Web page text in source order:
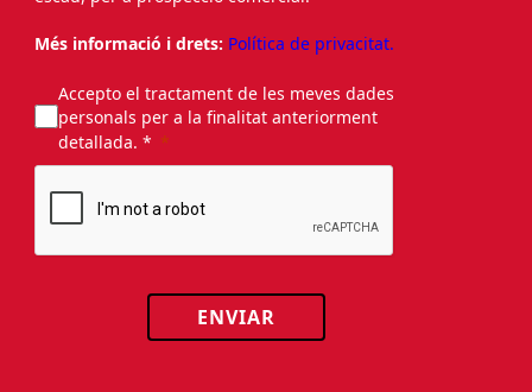
Més informació i drets: Política de privacitat.
Accepto el tractament de les meves dades
personals per a la finalitat anteriorment
detallada. *
ENVIAR